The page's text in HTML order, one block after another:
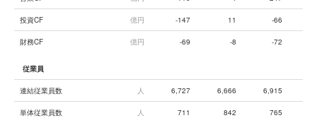
投資CF 億円 -147 11 -66
財務CF 億円 -69 -8 -72
従業員
連結従業員数 人 6,727 6,666 6,915
単体従業員数 人 711 842 765